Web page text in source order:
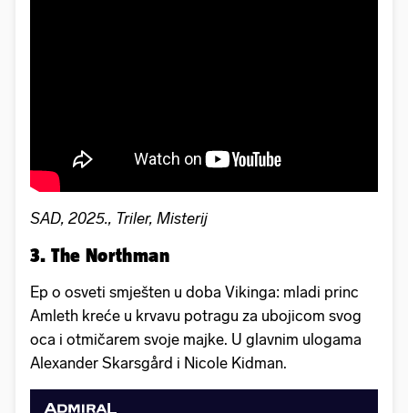
SAD, 2025., Triler, Misterij
3. The Northman
Ep o osveti smješten u doba Vikinga: mladi princ
Amleth kreće u krvavu potragu za ubojicom svog
oca i otmičarem svoje majke. U glavnim ulogama
Alexander Skarsgård i Nicole Kidman.